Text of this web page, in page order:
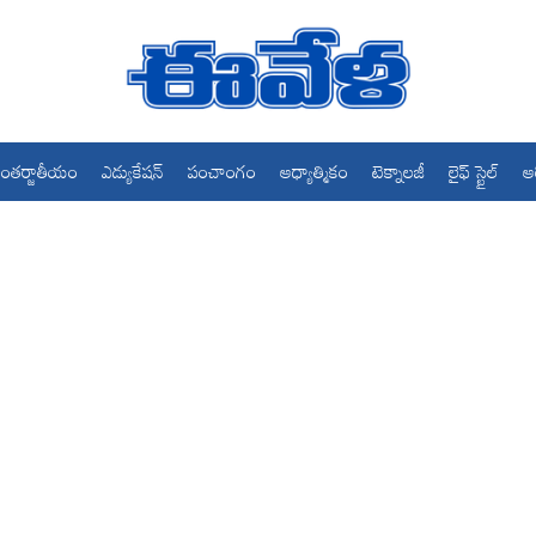
ఎడ్యుకేషన్ పంచాంగం ఆధ్యాత్మికం టెక్నాలజీ లైఫ్ స్టైల్